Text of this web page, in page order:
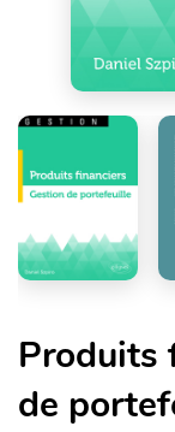
Produits
de